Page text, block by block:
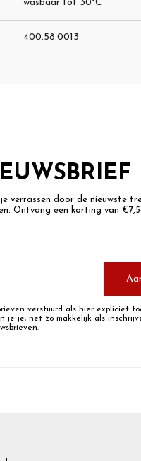
wasbaar tot 30°C
400.58.0013
verrassen door de nieuwste
Ontvang een korting van
verstuurd als hier expliciet
je je, net zo makkelijk als